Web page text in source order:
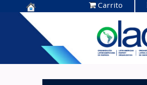
Centro de
Documentación
OLADE -
Carrito